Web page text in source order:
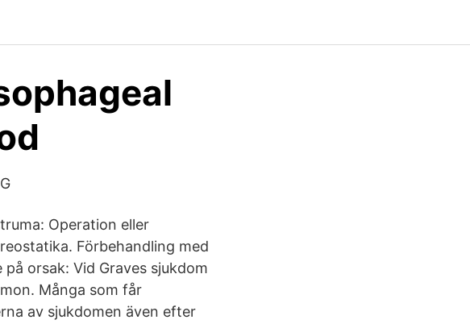
Operation eller
Förbehandling med
orsak: Vid Graves sjukdom
Många som får
av sjukdomen även efter